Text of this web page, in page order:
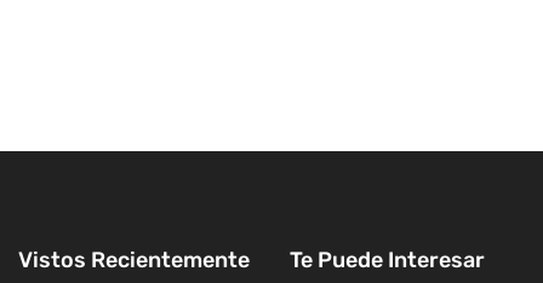
Vistos Recientemente Te Puede Interesar